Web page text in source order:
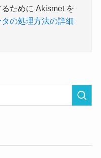
ために Akismet を
の処理方法の詳細